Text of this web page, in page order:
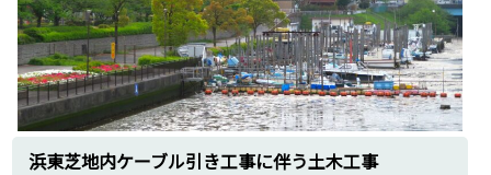
浜東芝地内ケーブル引き工事に伴う土木工事